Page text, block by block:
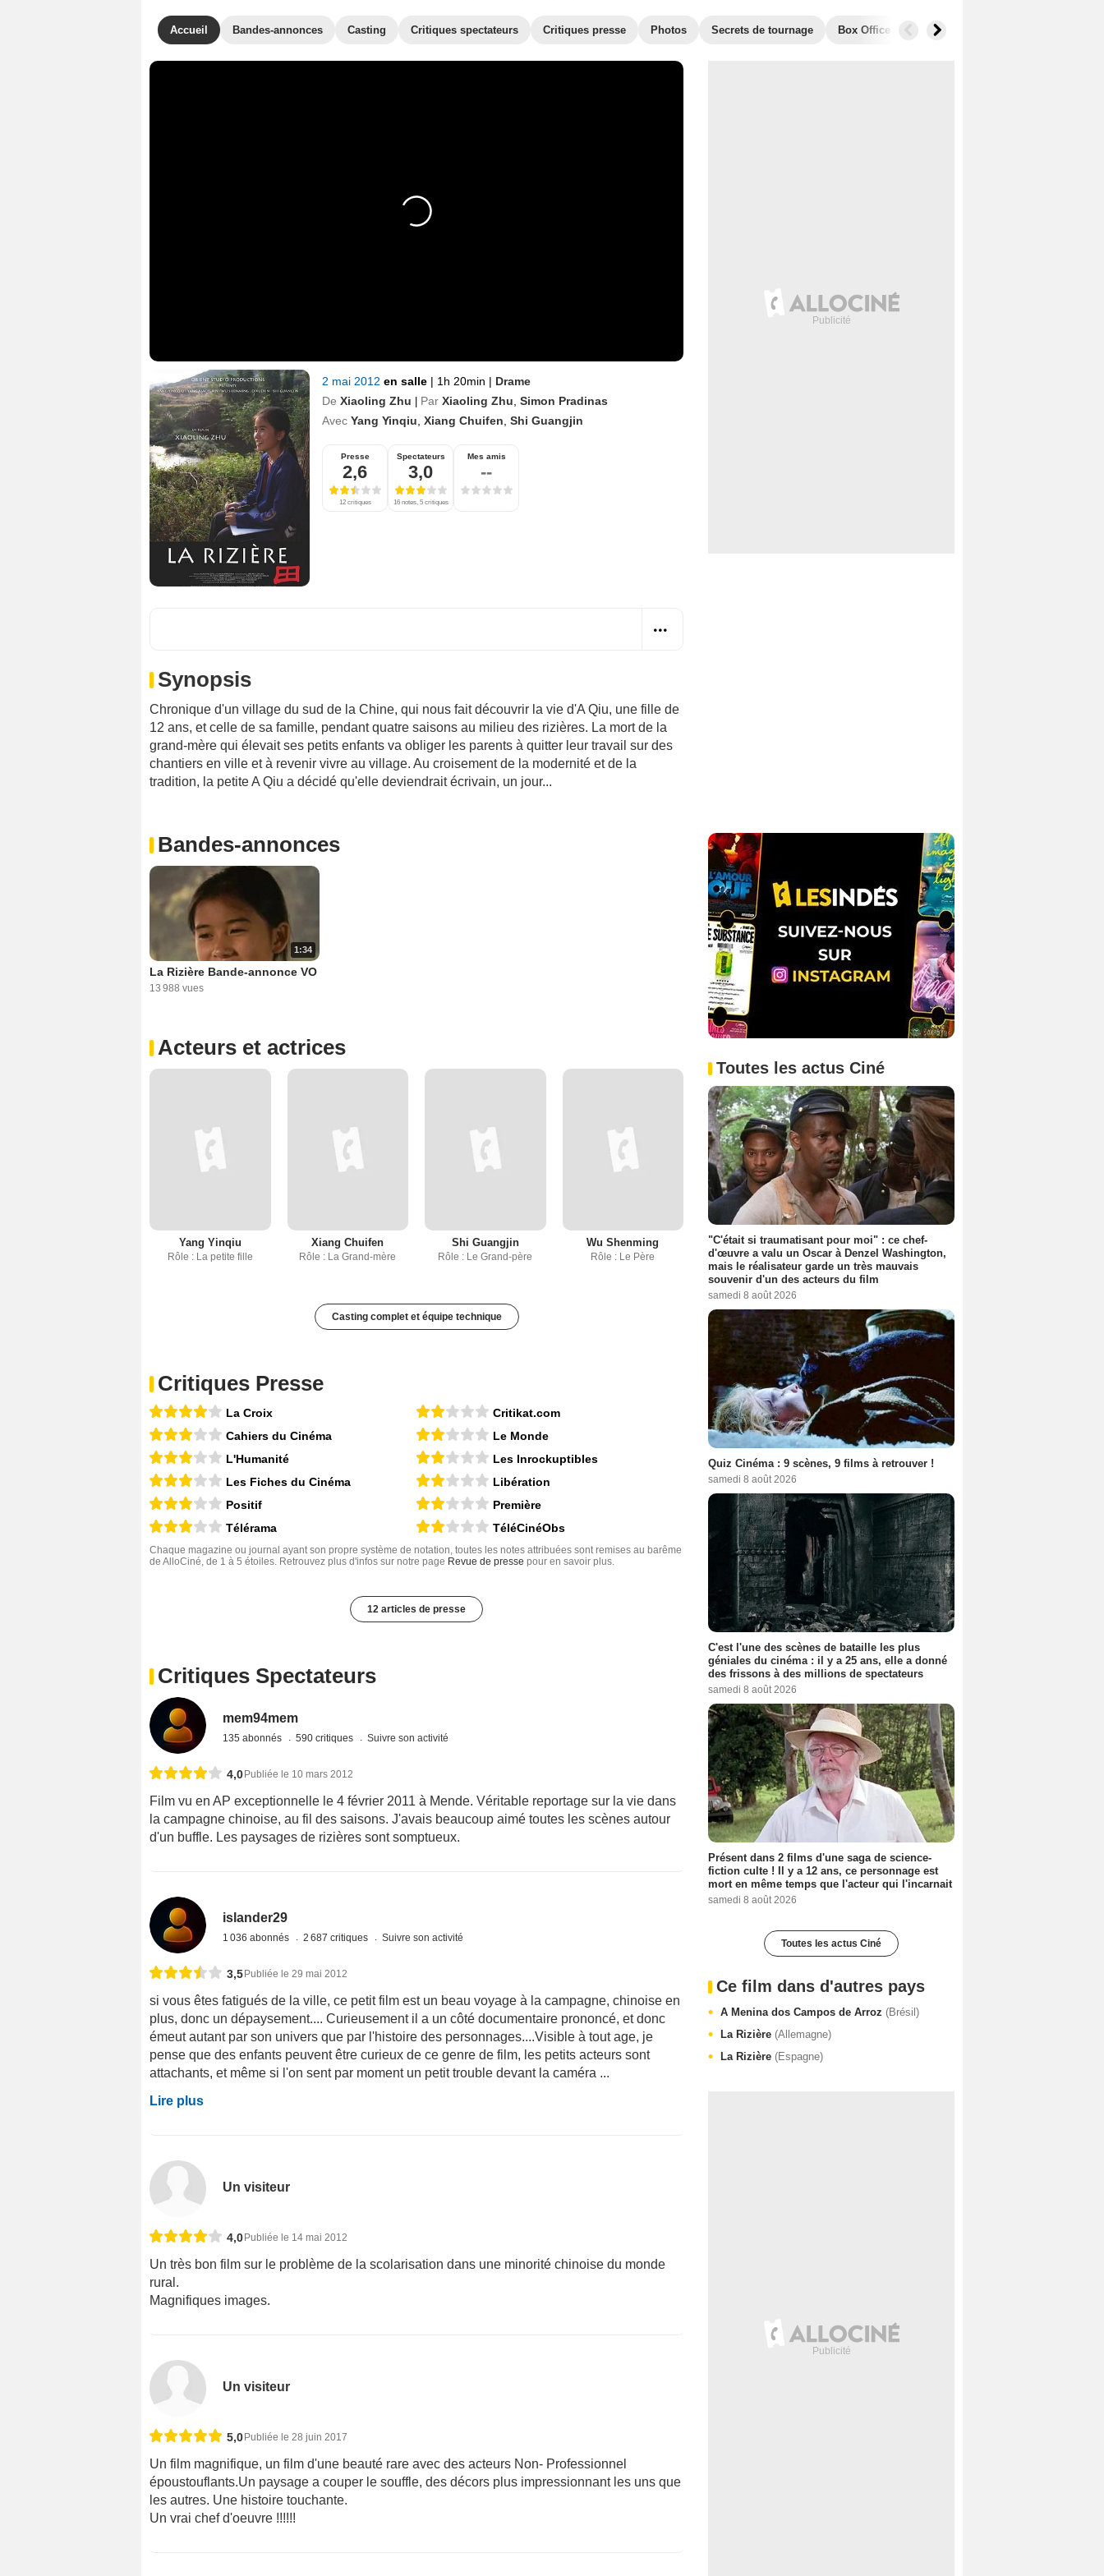
Accueil Bandes-annonces Casting Critiques spectateurs Critiques presse Photos Secrets de tournage Box Office Récompenses
2 mai 2012 en salle | 1h 20min | Drame
De Xiaoling Zhu | Par Xiaoling Zhu Simon Pradinas
Avec Yang Yinqiu Xiang Chuifen Shi Guangjin
Presse
2,6
12 critiques
Spectateurs
3,0
16 notes, 5 critiques
Mes amis
--
Synopsis
Chronique d'un village du sud de la Chine, qui nous fait découvrir la vie d'A Qiu, une fille de
12 ans, et celle de sa famille, pendant quatre saisons au milieu des rizières. La mort de la
grand-mère qui élevait ses petits enfants va obliger les parents à quitter leur travail sur des
chantiers en ville et à revenir vivre au village. Au croisement de la modernité et de la
tradition, la petite A Qiu a décidé qu'elle deviendrait écrivain, un jour...
Bandes-annonces
1:34
La Rizière Bande-annonce VO
13 988 vues
Acteurs et actrices
Yang Yinqiu
Rôle : La petite fille
Xiang Chuifen
Rôle : La Grand-mère
Shi Guangjin
Rôle : Le Grand-père
Wu Shenming
Rôle : Le Père
Casting complet et équipe technique
Critiques Presse
La Croix
Cahiers du Cinéma
L'Humanité
Les Fiches du Cinéma
Positif
Télérama
Critikat.com
Le Monde
Les Inrockuptibles
Libération
Première
TéléCinéObs
Chaque magazine ou journal ayant son propre système de notation, toutes les notes attribuées sont remises au barême
de AlloCiné, de 1 à 5 étoiles. Retrouvez plus d'infos sur notre page Revue de presse pour en savoir plus.
12 articles de presse
Critiques Spectateurs
mem94mem
135 abonnés 590 critiques Suivre son activité
4,0Publiée le 10 mars 2012
Film vu en AP exceptionnelle le 4 février 2011 à Mende. Véritable reportage sur la vie dans
la campagne chinoise, au fil des saisons. J'avais beaucoup aimé toutes les scènes autour
d'un buffle. Les paysages de rizières sont somptueux.
islander29
1 036 abonnés 2 687 critiques Suivre son activité
3,5Publiée le 29 mai 2012
si vous êtes fatigués de la ville, ce petit film est un beau voyage à la campagne, chinoise en
plus, donc un dépaysement.... Curieusement il a un côté documentaire prononcé, et donc
émeut autant par son univers que par l'histoire des personnages....Visible à tout age, je
pense que des enfants peuvent être curieux de ce genre de film, les petits acteurs sont
attachants, et même si l'on sent par moment un petit trouble devant la caméra ...
Lire plus
Un visiteur
4,0Publiée le 14 mai 2012
Un très bon film sur le problème de la scolarisation dans une minorité chinoise du monde
rural.
Magnifiques images.
Un visiteur
5,0Publiée le 28 juin 2017
Un film magnifique, un film d'une beauté rare avec des acteurs Non- Professionnel
époustouflants.Un paysage a couper le souffle, des décors plus impressionnant les uns que
les autres. Une histoire touchante.
Un vrai chef d'oeuvre !!!!!!
Toutes les actus Ciné
"C'était si traumatisant pour moi" : ce chef-
d'œuvre a valu un Oscar à Denzel Washington,
mais le réalisateur garde un très mauvais
souvenir d'un des acteurs du film
samedi 8 août 2026
Quiz Cinéma : 9 scènes, 9 films à retrouver !
samedi 8 août 2026
C'est l'une des scènes de bataille les plus
géniales du cinéma : il y a 25 ans, elle a donné
des frissons à des millions de spectateurs
samedi 8 août 2026
Présent dans 2 films d'une saga de science-
fiction culte ! Il y a 12 ans, ce personnage est
mort en même temps que l'acteur qui l'incarnait
samedi 8 août 2026
Toutes les actus Ciné
Ce film dans d'autres pays
A Menina dos Campos de Arroz (Brésil)
La Rizière (Allemagne)
La Rizière (Espagne)